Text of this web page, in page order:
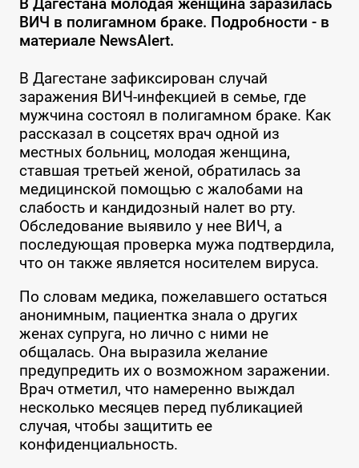
В Дагестана молодая женщина заразилась
ВИЧ в полигамном браке. Подробности - в
материале NewsAlert.
В Дагестане зафиксирован случай
заражения ВИЧ-инфекцией в семье, где
мужчина состоял в полигамном браке. Как
рассказал в соцсетях врач одной из
местных больниц, молодая женщина,
ставшая третьей женой, обратилась за
медицинской помощью с жалобами на
слабость и кандидозный налет во рту.
Обследование выявило у нее ВИЧ, а
последующая проверка мужа подтвердила,
что он также является носителем вируса.
По словам медика, пожелавшего остаться
анонимным, пациентка знала о других
женах супруга, но лично с ними не
общалась. Она выразила желание
предупредить их о возможном заражении.
Врач отметил, что намеренно выждал
несколько месяцев перед публикацией
случая, чтобы защитить ее
конфиденциальность.